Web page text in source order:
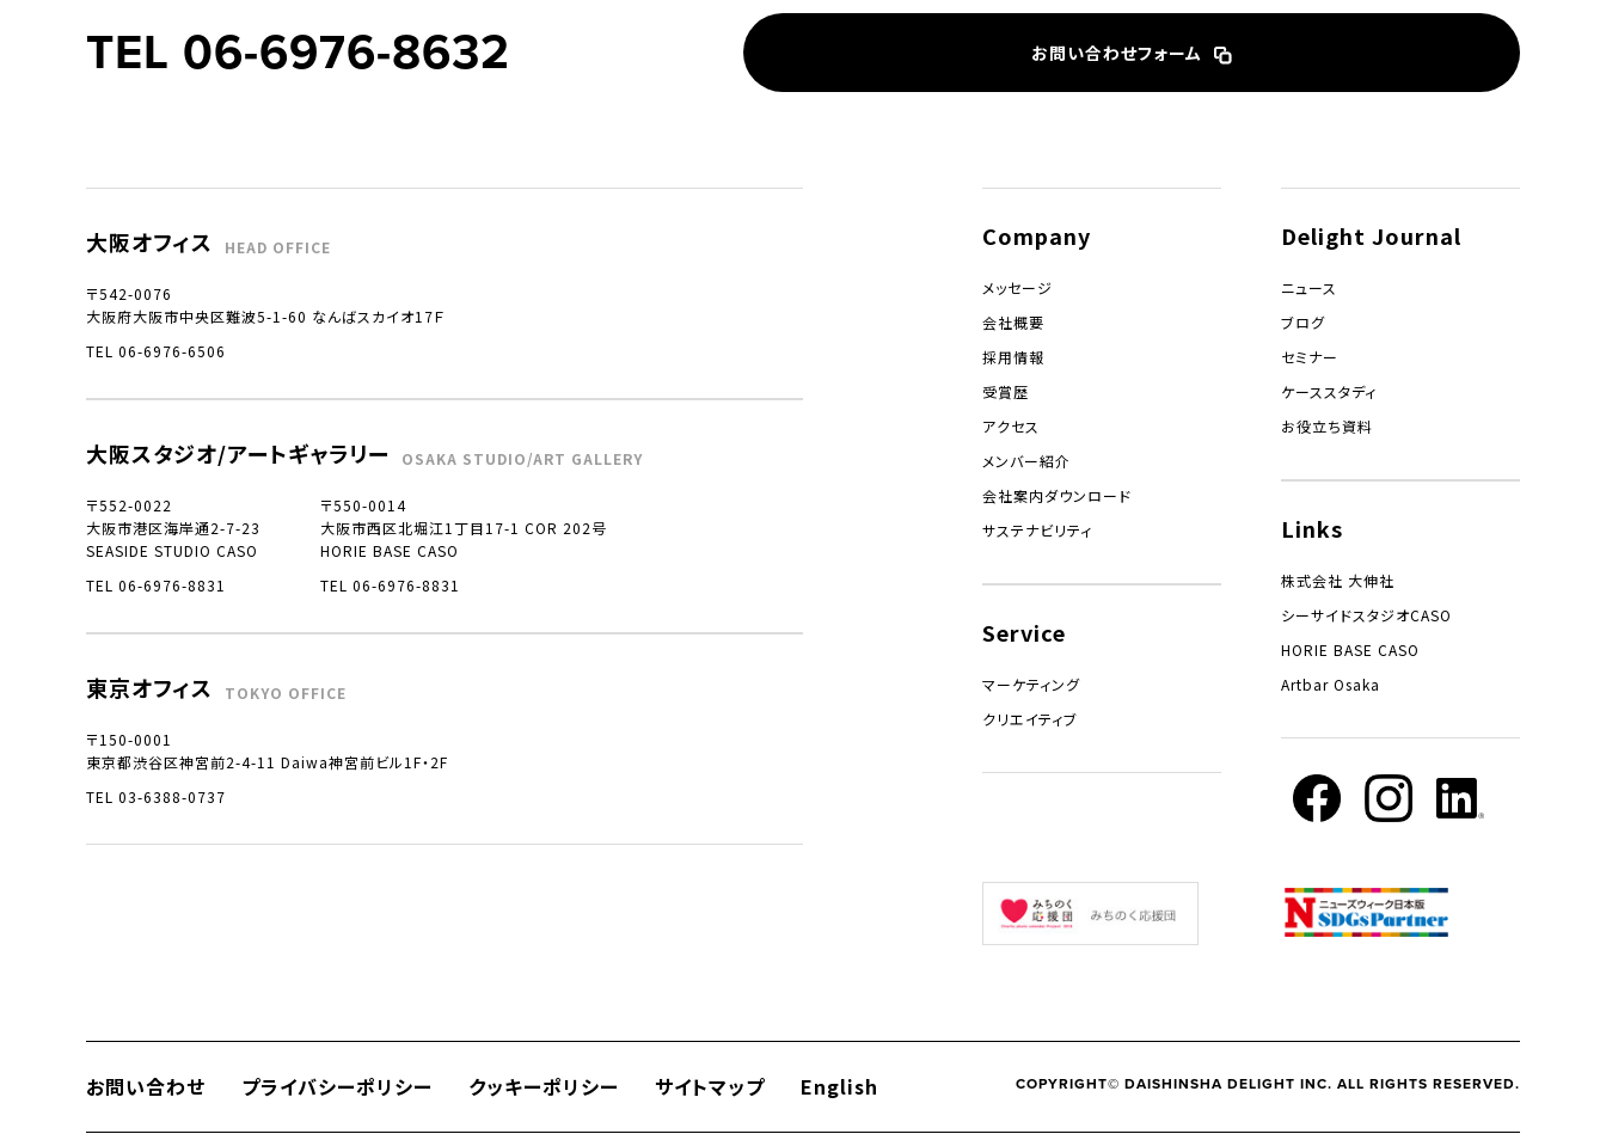
TEL 06-6976-8632 お問い合わせフォーム
大阪オフィス HEAD OFFICE
〒542-0076
大阪府大阪市中央区難波5-1-60 なんばスカイオ17Ｆ
TEL 06-6976-6506
大阪スタジオ/アートギャラリー OSAKA STUDIO/ART GALLERY
〒552-0022
大阪市港区海岸通2-7-23
SEASIDE STUDIO CASO
TEL 06-6976-8831
〒550-0014
大阪市西区北堀江1丁目17-1 COR 202号
HORIE BASE CASO
TEL 06-6976-8831
東京オフィス TOKYO OFFICE
〒150-0001
東京都渋谷区神宮前2-4-11 Daiwa神宮前ビル1F・2F
TEL 03-6388-0737
Company
メッセージ
会社概要
採用情報
受賞歴
アクセス
メンバー紹介
会社案内ダウンロード
サステナビリティ
Service
マーケティング
クリエイティブ
Delight Journal
ニュース
ブログ
セミナー
ケーススタディ
お役立ち資料
Links
株式会社 大伸社
シーサイドスタジオCASO
HORIE BASE CASO
Artbar Osaka
お問い合わせ プライバシーポリシー クッキーポリシー サイトマップ English COPYRIGHT© DAISHINSHA DELIGHT INC. ALL RIGHTS RESERVED.